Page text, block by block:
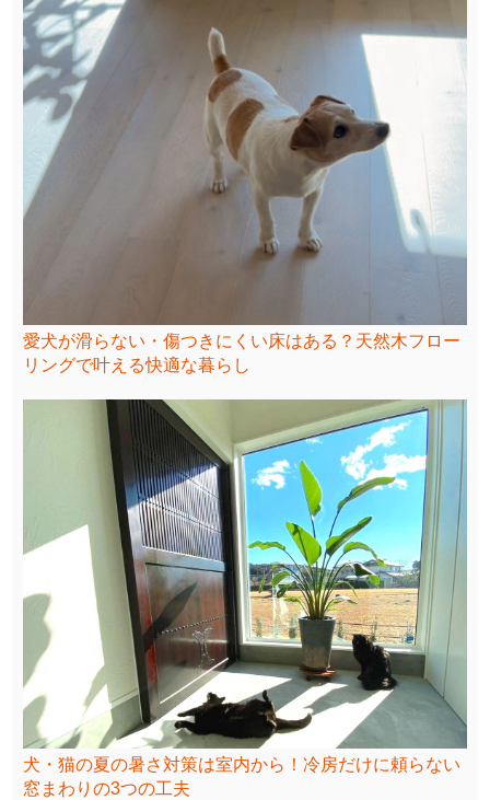
愛犬が滑らない・傷つきにくい床はある？天然木フロー
リングで叶える快適な暮らし
犬・猫の夏の暑さ対策は室内から！冷房だけに頼らない
窓まわりの3つの工夫